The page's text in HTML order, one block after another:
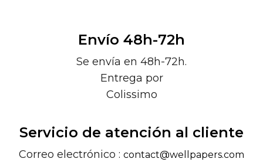
Envío 48h-72h
Se envía en 48h-72h.
Entrega por
Colissimo
Servicio de atención al cliente
Correo electrónico : contact@wellpapers.com